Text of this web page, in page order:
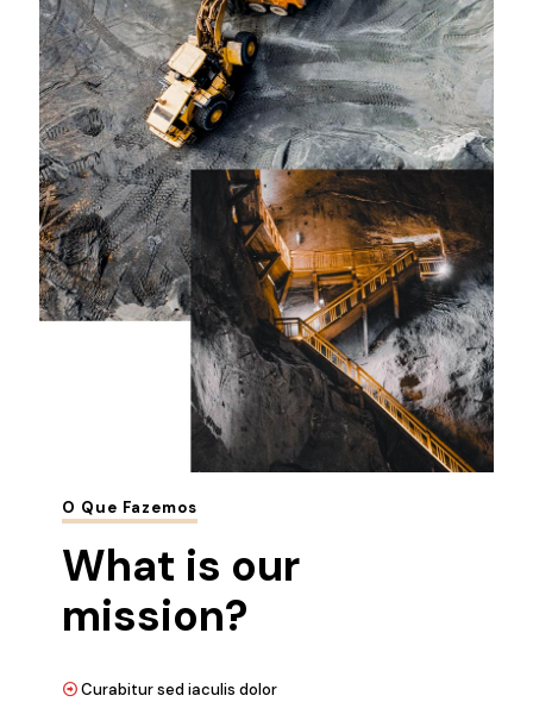
O Que Fazemos
What is our
mission?
Curabitur sed iaculis dolor